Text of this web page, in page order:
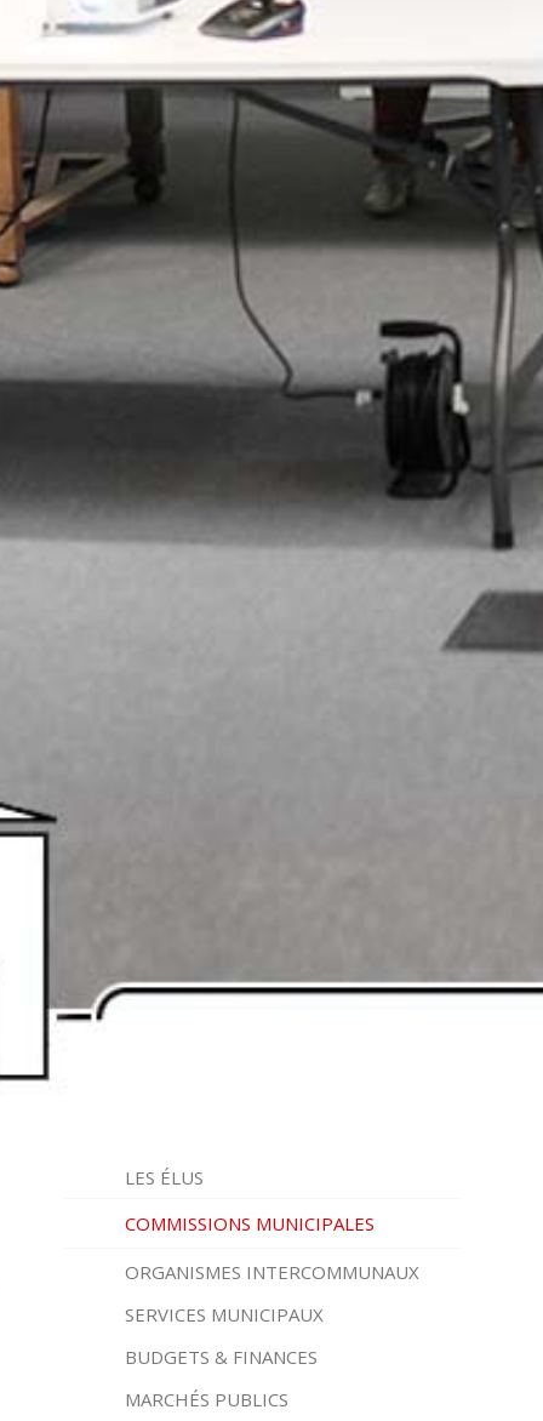
LES ÉLUS
COMMISSIONS MUNICIPALES
ORGANISMES INTERCOMMUNAUX
SERVICES MUNICIPAUX
BUDGETS & FINANCES
MARCHÉS PUBLICS